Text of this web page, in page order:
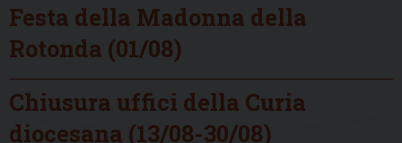
Festa della Madonna della
Rotonda (01/08)
Chiusura uffici della Curia
diocesana (13/08-30/08)